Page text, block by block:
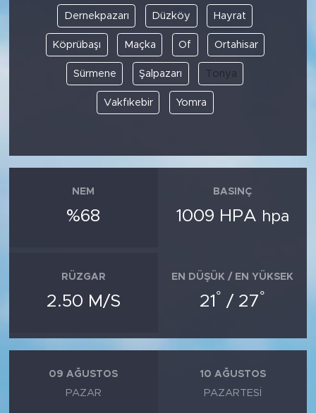
Dernekpazarı Düzköy Hayrat
Köprübaşı Maçka Of Ortahisar
Sürmene Şalpazarı Tonya
Vakfıkebir Yomra
NEM
%68
BASINÇ
1009 HPA hpa
RÜZGAR
2.50 M/S
EN DÜŞÜK / EN YÜKSEK
21 ° / 27°
09 AĞUSTOS
PAZAR
10 AĞUSTOS
PAZARTESI